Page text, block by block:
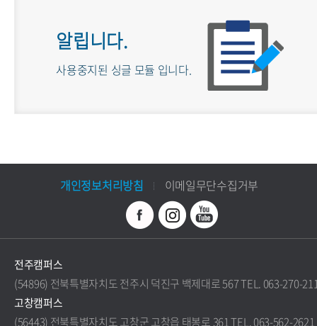
알립니다.
사용중지된 싱글 모듈 입니다.
개인정보처리방침 이메일무단수집거부
전주캠퍼스
(54896) 전북특별자치도 전주시 덕진구 백제대로 567 TEL. 063-270-
고창캠퍼스
(56443) 전북특별자치도 고창군 고창읍 태봉로 361 TEL. 063-562-2621